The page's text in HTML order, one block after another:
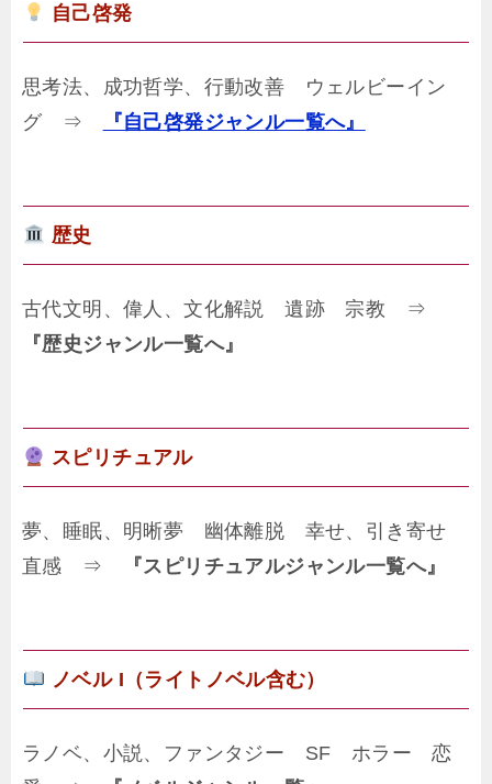
自己啓発
思考法、成功哲学、行動改善 ウェルビーイン
グ ⇒
『自己啓発ジャンル一覧へ』
歴史
古代文明、偉人、文化解説 遺跡 宗教 ⇒
『歴史ジャンル一覧へ』
スピリチュアル
夢、睡眠、明晰夢 幽体離脱 幸せ、引き寄せ
直感 ⇒
『スピリチュアルジャンル一覧へ』
ノベル I（ライトノベル含む）
ラノベ、小説、ファンタジー SF ホラー 恋